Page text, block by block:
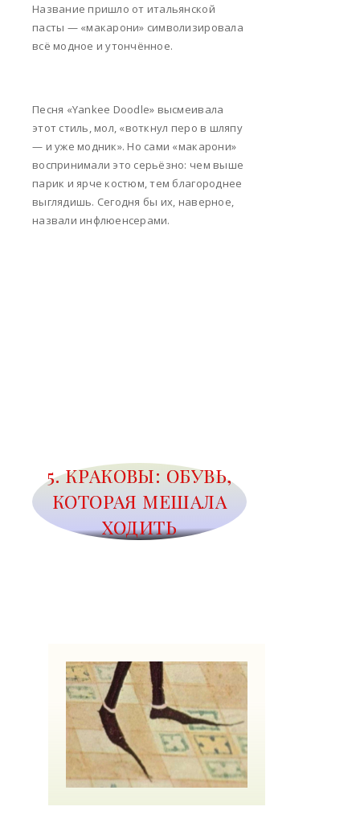
Название пришло от итальянской
пасты — «макарони» символизировала
всё модное и утончённое.
Песня «Yankee Doodle» высмеивала
этот стиль, мол, «воткнул перо в шляпу
— и уже модник». Но сами «макарони»
воспринимали это серьёзно: чем выше
парик и ярче костюм, тем благороднее
выглядишь. Сегодня бы их, наверное,
назвали инфлюенсерами.
5. КРАКОВЫ: ОБУВЬ,
КОТОРАЯ МЕШАЛА
ХОДИТЬ